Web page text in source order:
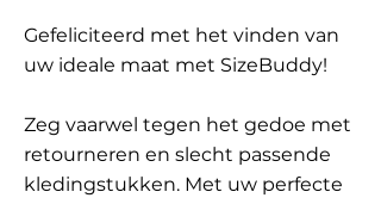
Gefeliciteerd met het vinden van
uw ideale maat met SizeBuddy!
Zeg vaarwel tegen het gedoe met
retourneren en slecht passende
kledingstukken. Met uw perfecte